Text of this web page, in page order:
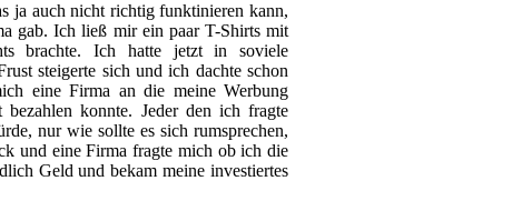
ja auch nicht richtig funktinieren kann,
gab. Ich ließ mir ein paar T-Shirts mit
brachte. Ich hatte jetzt in soviele
steigerte sich und ich dachte schon
eine Firma an die meine Werbung
konnte. Jeder den ich fragte
nur wie sollte es sich rumsprechen,
und eine Firma fragte mich ob ich die
Geld und bekam meine investiertes